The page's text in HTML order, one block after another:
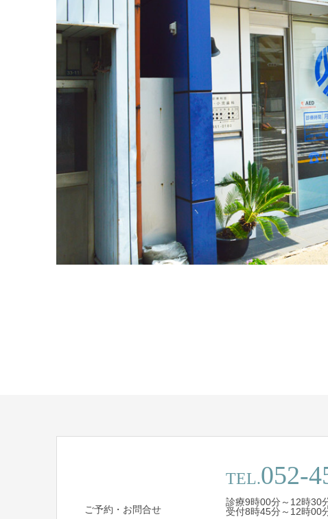
ご予約・お問合せ
TEL.052-
診療9時00分～12時30
受付8時45分～12時00